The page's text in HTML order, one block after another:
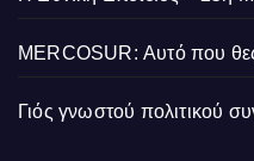
MERCOSUR: Αυτό που
Γιός γνωστού πολιτικού